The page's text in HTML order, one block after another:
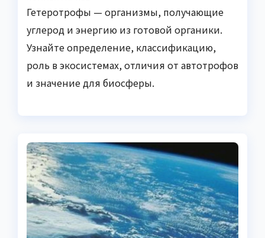
Гетеротрофы — организмы, получающие
углерод и энергию из готовой органики.
Узнайте определение, классификацию,
роль в экосистемах, отличия от автотрофов
и значение для биосферы.